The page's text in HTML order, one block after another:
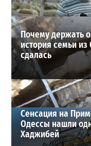
ВИБОР РЕДАКЦИИ
Почему держать
история семьи
сдалась
Сенсация на
Одессы нашли
Хаджибей